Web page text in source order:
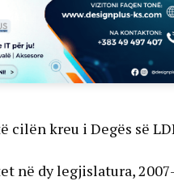
kreu i Degës së
në dy legjislatura,